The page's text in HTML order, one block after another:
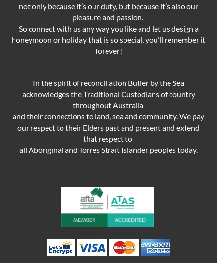
not only because it’s our duty, but because it’s also our
pleasure and passion.
So connect with us any way you like and let us design a
honeymoon or holiday that is so special, you’ll remember it
forever!
In the spirit of reconciliation Butler by the Sea
acknowledges the Traditional Custodians of country
throughout Australia
and their connections to land, sea and community. We pay
our respect to their Elders past and present and extend
that respect to
all Aboriginal and Torres Strait Islander peoples today.